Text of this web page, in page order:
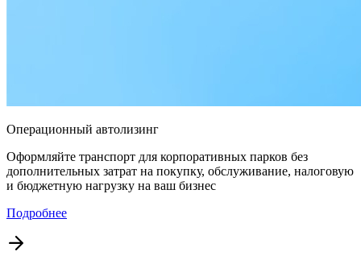
Операционный автолизинг
Оформляйте транспорт для корпоративных парков без
дополнительных затрат на покупку, обслуживание, налоговую
и бюджетную нагрузку на ваш бизнес
Подробнее